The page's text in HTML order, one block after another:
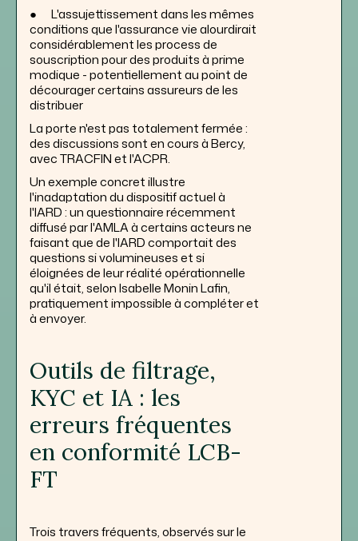
● L'assujettissement dans les mêmes
conditions que l'assurance vie alourdirait
considérablement les process de
souscription pour des produits à prime
modique - potentiellement au point de
décourager certains assureurs de les
distribuer
La porte n'est pas totalement fermée :
des discussions sont en cours à Bercy,
avec TRACFIN et l'ACPR.
Un exemple concret illustre
l'inadaptation du dispositif actuel à
l'IARD : un questionnaire récemment
diffusé par l'AMLA à certains acteurs ne
faisant que de l'IARD comportait des
questions si volumineuses et si
éloignées de leur réalité opérationnelle
qu'il était, selon Isabelle Monin Lafin,
pratiquement impossible à compléter et
à envoyer.
Outils de filtrage,
KYC et IA : les
erreurs fréquentes
en conformité LCB-
FT
Trois travers fréquents, observés sur le